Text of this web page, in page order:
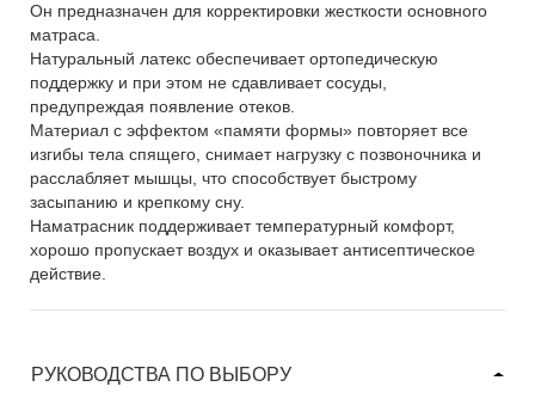
Он предназначен для корректировки жесткости основного
матраса.
Натуральный латекс обеспечивает ортопедическую
поддержку и при этом не сдавливает сосуды,
предупреждая появление отеков.
Материал с эффектом «памяти формы» повторяет все
изгибы тела спящего, снимает нагрузку с позвоночника и
расслабляет мышцы, что способствует быстрому
засыпанию и крепкому сну.
Наматрасник поддерживает температурный комфорт,
хорошо пропускает воздух и оказывает антисептическое
действие.
РУКОВОДСТВА ПО ВЫБОРУ